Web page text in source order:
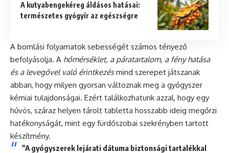
A kutyabengekéreg áldásos hatásai:
természetes gyógyír az egészségre
A bomlási folyamatok sebességét számos tényező
befolyásolja. A hőmérséklet, a páratartalom, a fény hatása
és a levegővel való érintkezésmind szerepet játszanak
abban, hogy milyen gyorsan változnak meg a gyógyszer
kémiai tulajdonságai. Ezért találkozhatunk azzal, hogy egy
hűvös, száraz helyen tárolt tabletta hosszabb ideig megőrzi
hatékonyságát, mint egy fürdőszobai szekrényben tartott
készítmény.
"A gyógyszerek lejárati dátuma biztonsági tartalékkal